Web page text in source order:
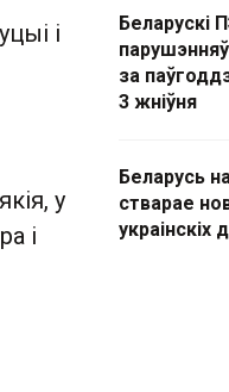
і
у
і
Беларускі
за
3 жніўня
Беларусь
стварае
украінскіх